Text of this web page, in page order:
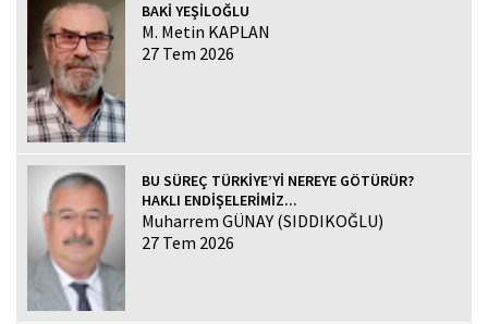
BAKİ YEŞİLOĞLU
M. Metin KAPLAN
27 Tem 2026
BU SÜREÇ TÜRKİYE’Yİ NEREYE GÖTÜRÜR?
HAKLI ENDİŞELERİMİZ...
Muharrem GÜNAY (SIDDIKOĞLU)
27 Tem 2026